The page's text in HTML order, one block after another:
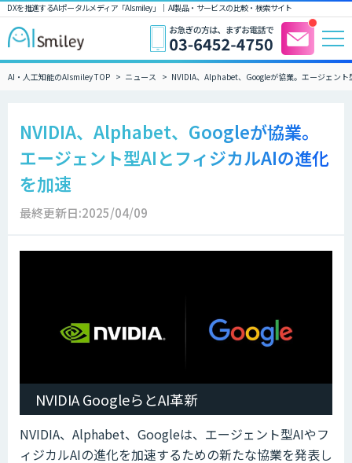
DXを推進するAIポータルメディア「AIsmiley」｜ AI製品・サービスの比較・検索サイト
AI・人工知能のAIsmiley TOP ニュース NVIDIA、Alphabet、Googleが協業。エージェン
NVIDIA、Alphabet、Googleが協業。
エージェント型AIとフィジカルAIの進化
を加速
最終更新日:2025/04/09
NVIDIA GoogleらとAI革新
NVIDIA、Alphabet、Googleは、エージェント型AIやフ
ィジカルAIの進化を加速するための新たな協業を発表し